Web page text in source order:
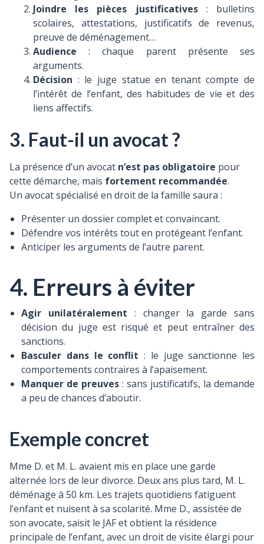
Joindre les pièces justificatives: bulletins
scolaires, attestations, justificatifs de revenus,
preuve de déménagement…
Audience : chaque parent présente ses
arguments.
Décision : le juge statue en tenant compte de
l’intérêt de l’enfant, des habitudes de vie et des
liens affectifs.
3. Faut-il un avocat ?
La présence d’un avocat n’est pas obligatoire pour
cette démarche, mais fortement recommandée.
Un avocat spécialisé en droit de la famille saura :
Présenter un dossier complet et convaincant.
Défendre vos intérêts tout en protégeant l’enfant.
Anticiper les arguments de l’autre parent.
4. Erreurs à éviter
Agir unilatéralement : changer la garde sans
décision du juge est risqué et peut entraîner des
sanctions.
Basculer dans le conflit : le juge sanctionne les
comportements contraires à l’apaisement.
Manquer de preuves : sans justificatifs, la demande
a peu de chances d’aboutir.
Exemple concret
Mme D. et M. L. avaient mis en place une garde
alternée lors de leur divorce. Deux ans plus tard, M. L.
déménage à 50 km. Les trajets quotidiens fatiguent
l’enfant et nuisent à sa scolarité. Mme D., assistée de
son avocate, saisit le JAF et obtient la résidence
principale de l’enfant, avec un droit de visite élargi pour